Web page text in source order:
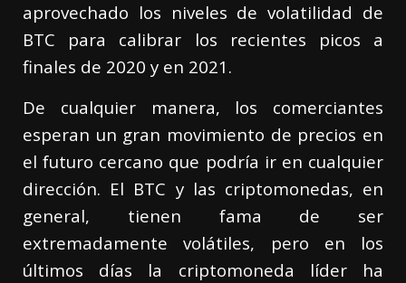
aprovechado los niveles de volatilidad de
BTC para calibrar los recientes picos a
finales de 2020 y en 2021.
De cualquier manera, los comerciantes
esperan un gran movimiento de precios en
el futuro cercano que podría ir en cualquier
dirección. El BTC y las criptomonedas, en
general, tienen fama de ser
extremadamente volátiles, pero en los
últimos días la criptomoneda líder ha